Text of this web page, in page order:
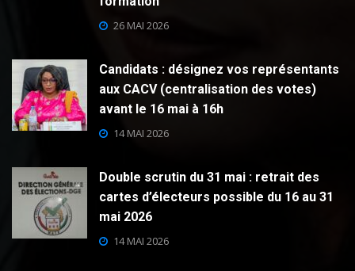
26 MAI 2026
Candidats : désignez vos représentants
aux CACV (centralisation des votes)
avant le 16 mai à 16h
14 MAI 2026
Double scrutin du 31 mai : retrait des
cartes d’électeurs possible du 16 au 31
mai 2026
14 MAI 2026